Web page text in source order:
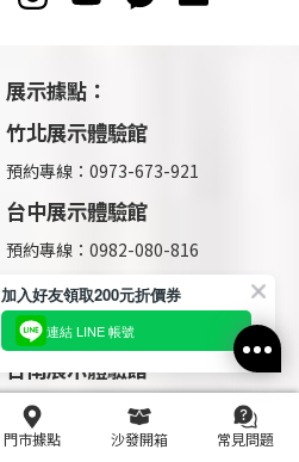
展示據點：
竹北展示體驗館
預約專線：0973-673-921
台中展示體驗館
預約專線：0982-080-816
彰化展示體驗館(總部)
預約專線：0986-831-528
台南展示體驗館
預約專線：0986-651-770
高雄展示體驗館
門市據點 沙發開箱 常見問題
加入好友領取200元折價券
連結 LINE 帳號